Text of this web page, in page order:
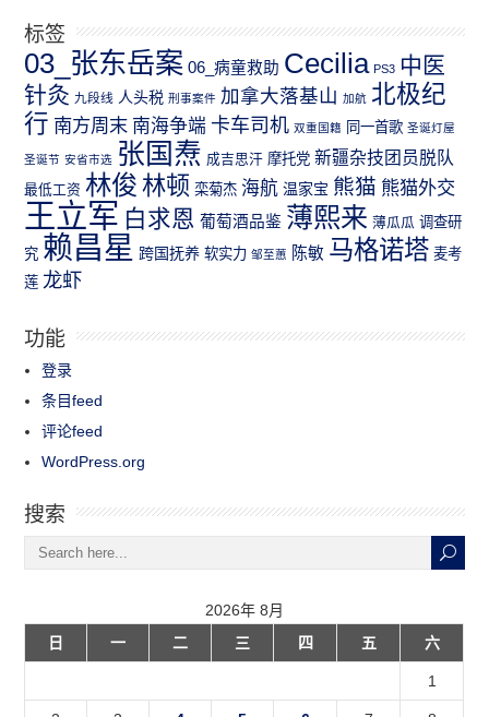
标签
03_张东岳案 06_病童救助 Cecilia PS3 中医
针灸 九段线 人头税 刑事案件 加拿大落基山 加航 北极纪
行 南方周末 南海争端 卡车司机 双重国籍 同一首歌 圣诞灯屋
圣诞节 安省市选 张国焘 成吉思汗 摩托党 新疆杂技团员脱队
最低工资 林俊 林顿 栾菊杰 海航 温家宝 熊猫 熊猫外交
王立军 白求恩 葡萄酒品鉴 薄熙来 薄瓜瓜 调查研
究 赖昌星 跨国抚养 软实力 邹至蕙 陈敏 马格诺塔 麦考
莲 龙虾
功能
登录
条目feed
评论feed
WordPress.org
搜索
2026年 8月
日
一 二 三 四 五 六
1